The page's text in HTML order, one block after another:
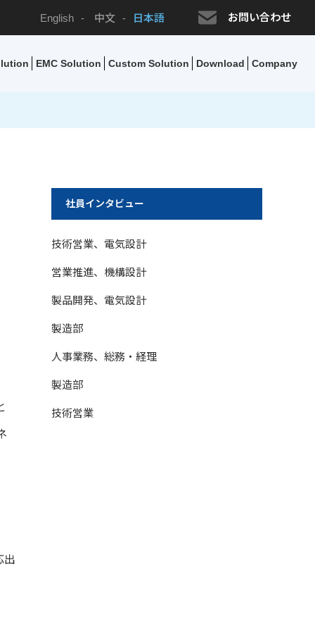
English - 中文 - 日本語 お問い合わせ
EMC Solution Custom Solution Download Company
出
社員インタビュー
技術営業、電気設計
営業推進、機構設計
製品開発、電気設計
製造部
人事業務、総務・経理
製造部
技術営業